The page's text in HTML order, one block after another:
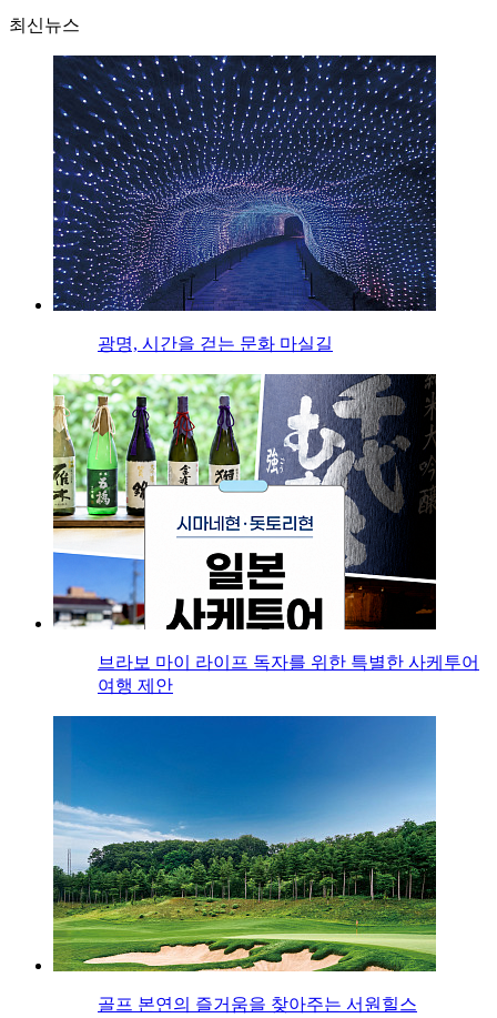
최신뉴스
광명, 시간을 걷는 문화 마실길
브라보 마이 라이프 독자를 위한 특별한 사케투어
여행 제안
골프 본연의 즐거움을 찾아주는 서원힐스